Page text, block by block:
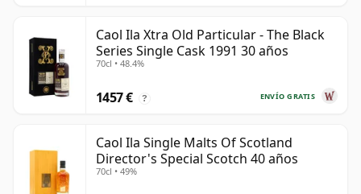
Caol Ila Xtra Old Particular - The Black
Series Single Cask 1991 30 años
70cl • 48.4%
ENVÍO GRATIS
1457 € ?
Caol Ila Single Malts Of Scotland
Director's Special Scotch 40 años
70cl • 49%